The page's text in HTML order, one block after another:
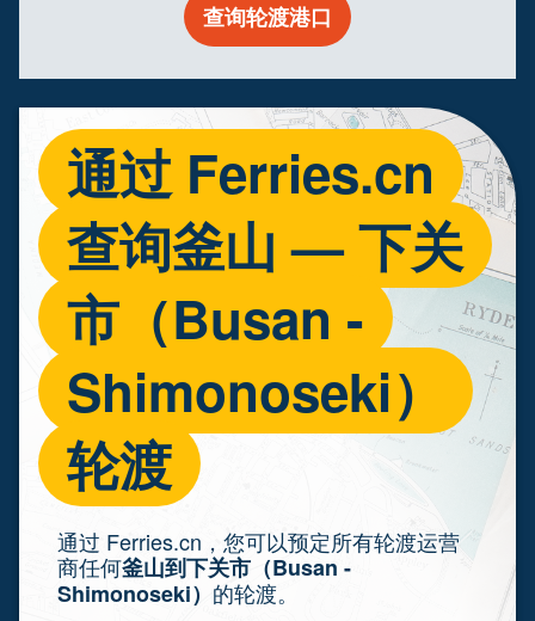
查询轮渡港口
通过 Ferries.cn
查询釜山 — 下关
市（Busan -
Shimonoseki）
轮渡
通过 Ferries.cn，您可以预定所有轮渡运营
商任何釜山到下关市（Busan -
Shimonoseki） 的轮渡。